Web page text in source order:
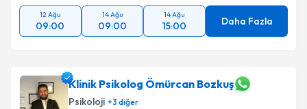
12 Ağu
09:00
14 Ağu
09:00
14 Ağu
15:00 Daha Fazla
Klinik Psikolog Ömürcan Bozkuş
Psikoloji +3 diğer